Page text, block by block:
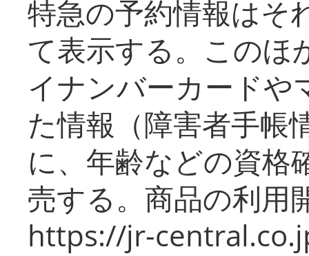
特急の予約情報はそ
て表示する。このほ
イナンバーカードや
た情報（障害者手帳
に、年齢などの資格
売する。商品の利用
https://jr-